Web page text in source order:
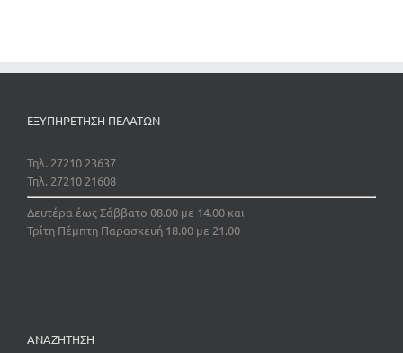
ΕΞΥΠΗΡΕΤΗΣΗ ΠΕΛΑΤΩΝ
Τηλ. 27210 23637
Τηλ. 27210 21608
Δευτέρα έως Σάββατο 08.00 με 14.00 και
Τρίτη Πέμπτη Παρασκευή 18.00 με 21.00
ΑΝΑΖΗΤΗΣΗ